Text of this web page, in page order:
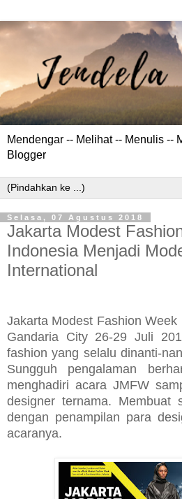
Mendengar -- Melihat -- Menulis --
Blogger
Selasa, 07 Agustus 2018
Jakarta Modest
Indonesia Menjadi
International
Jakarta Modest Fashion
Gandaria City 26-29 Juli
fashion yang selalu dinanti-
Sungguh pengalaman
menghadiri acara JMFW
designer ternama. Membuat
dengan penampilan para
acaranya.